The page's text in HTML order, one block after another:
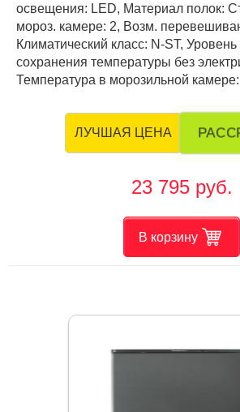
освещения: LED, Материал полок:
мороз. камере: 2, Возм.
Климатический класс: N-ST,
сохранения температуры без
Температура в морозильной
ЛУЧШАЯ ЦЕНА
23 795 руб.
В корзину